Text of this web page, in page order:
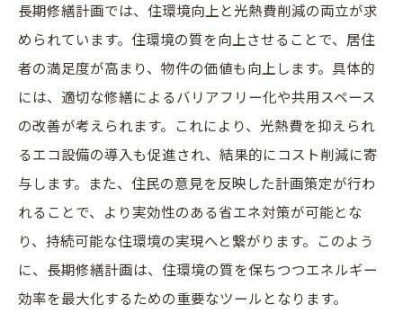
長期修繕計画では、住環境向上と光熱費削減の両立が求
められています。住環境の質を向上させることで、居住
者の満足度が高まり、物件の価値も向上します。具体的
には、適切な修繕によるバリアフリー化や共用スペース
の改善が考えられます。これにより、光熱費を抑えられ
るエコ設備の導入も促進され、結果的にコスト削減に寄
与します。また、住民の意見を反映した計画策定が行わ
れることで、より実効性のある省エネ対策が可能とな
り、持続可能な住環境の実現へと繋がります。このよう
に、長期修繕計画は、住環境の質を保ちつつエネルギー
効率を最大化するための重要なツールとなります。